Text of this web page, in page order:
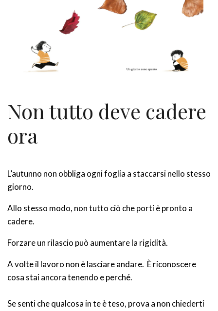
Non tutto deve cadere
ora
L’autunno non obbliga ogni foglia a staccarsi nello stesso
giorno.
Allo stesso modo, non tutto ciò che porti è pronto a
cadere.
Forzare un rilascio può aumentare la rigidità.
A volte il lavoro non è lasciare andare. È riconoscere
cosa stai ancora tenendo e perché.
Se senti che qualcosa in te è teso, prova a non chiederti